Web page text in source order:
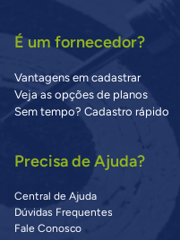
É um fornecedor?
Vantagens em cadastrar
Veja as opções de planos
Sem tempo? Cadastro rápido
Precisa de Ajuda?
Central de Ajuda
Dúvidas Frequentes
Fale Conosco